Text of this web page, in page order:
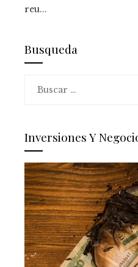
reu...
Busqueda
Inversiones Y